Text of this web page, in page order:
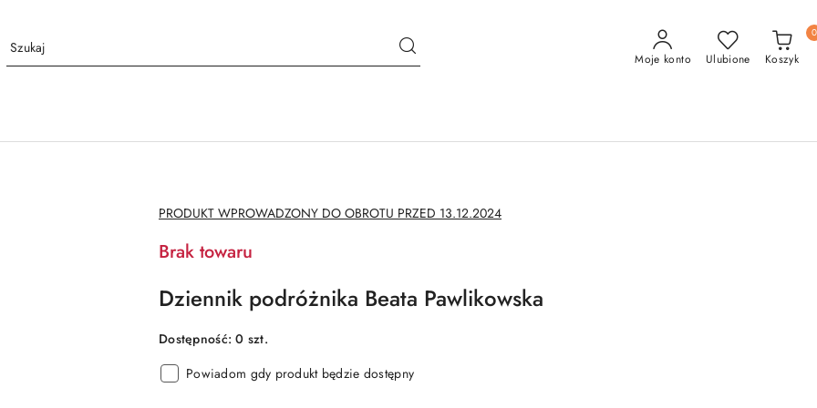
Moje konto Ulubione Koszyk
0
NAZWA
PRODUCENTA:
PRODUKT WPROWADZONY DO OBROTU PRZED 13.12.2024
Brak towaru
Dziennik podróżnika Beata Pawlikowska
Dostępność:0 szt.
Powiadom gdy produkt będzie dostępny